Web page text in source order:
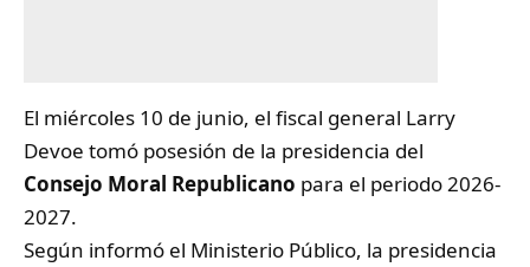
El miércoles 10 de junio, el fiscal general Larry
Devoe tomó posesión de la presidencia del
Consejo Moral Republicano para el periodo 2026-
2027.
Según informó el Ministerio Público, la presidencia